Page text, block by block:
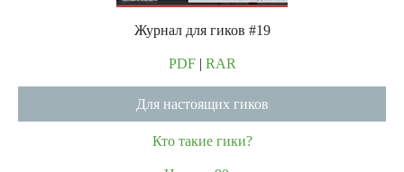
Журнал для гиков #19
PDF| RAR
Для настоящих гиков
Кто такие гики?